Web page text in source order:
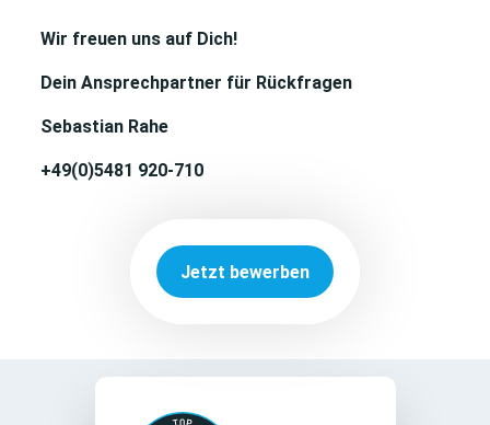
Wir freuen uns auf Dich!
Dein Ansprechpartner für Rückfragen
Sebastian Rahe
+49(0)5481 920-710
Jetzt bewerben